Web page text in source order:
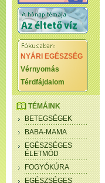
NYÁRI EGÉSZSÉG
Vérnyomás
Térdfájdalom
TÉMÁINK
BETEGSÉGEK
BABA-MAMA
EGÉSZSÉGES
ÉLETMÓD
FOGYÓKÚRA
EGÉSZSÉGES